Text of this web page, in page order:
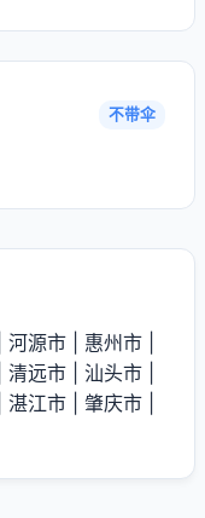
不带伞
河源市 惠州市
清远市 汕头市
湛江市 肇庆市